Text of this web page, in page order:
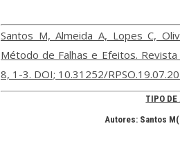
Santos M, Almeida A, Lopes C,
Método de Falhas e Efeitos.
8, 1-3. DOI; 10.31252/
TIPO DE
Autores: Santos